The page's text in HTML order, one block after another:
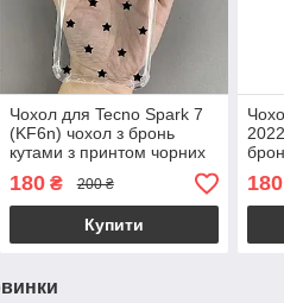
Чохол для Tecno Spark 7
(KF6n) чохол з бронь
кутами з принтом чорних
зірочок на техно спарк 7
q03p
180₴ 200 ₴
Купити
180